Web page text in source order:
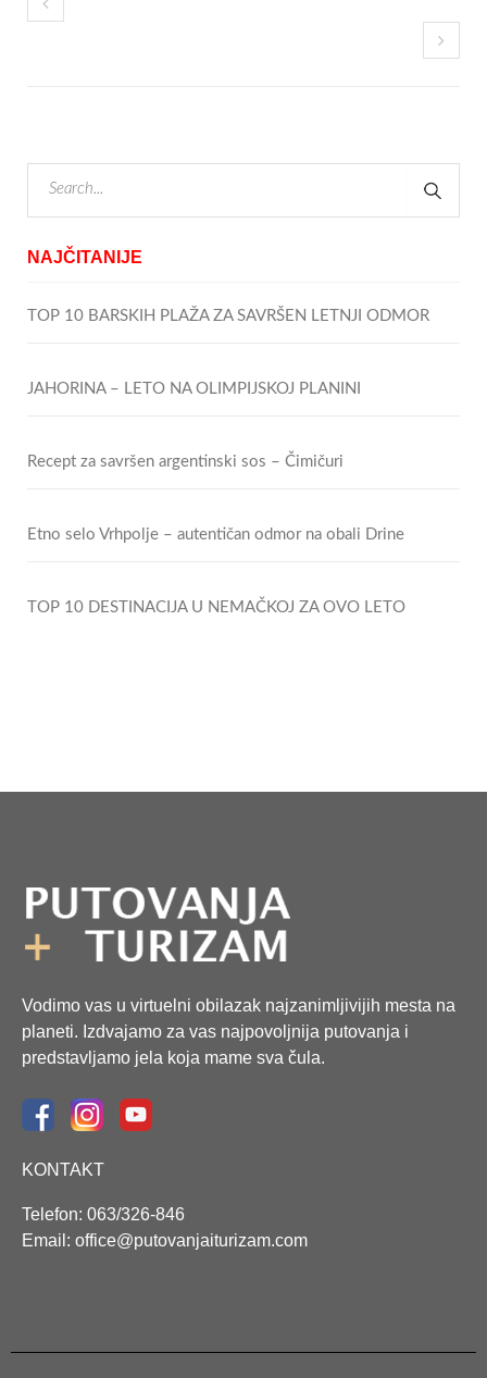
NAJČITANIJE
TOP 10 BARSKIH PLAŽA ZA SAVRŠEN LETNJI ODMOR
JAHORINA – LETO NA OLIMPIJSKOJ PLANINI
Recept za savršen argentinski sos – Čimičuri
Etno selo Vrhpolje – autentičan odmor na obali Drine
TOP 10 DESTINACIJA U NEMAČKOJ ZA OVO LETO
Vodimo vas u virtuelni obilazak najzanimljivijih mesta na
planeti. Izdvajamo za vas najpovoljnija putovanja i
predstavljamo jela koja mame sva čula.
KONTAKT
Telefon: 063/326-846
Email: office@putovanjaiturizam.com